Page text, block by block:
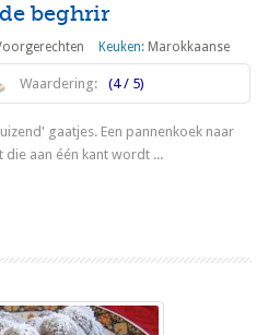
beghrir
Keuken: Marokkaanse
Waardering: (4 / 5)
gaatjes. Een pannenkoek naar
die aan één kant wordt ...